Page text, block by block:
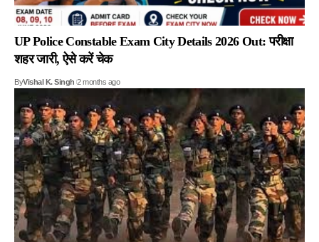
UP Police Constable Exam City Details 2026 Out: परीक्षा
शहर जारी, ऐसे करें चेक
ByVishal K. Singh 2 months ago